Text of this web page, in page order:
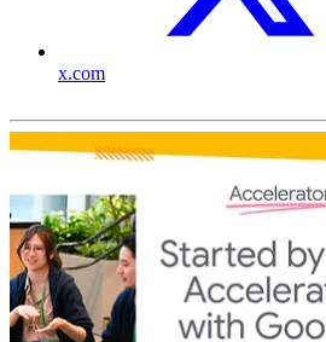
x.com